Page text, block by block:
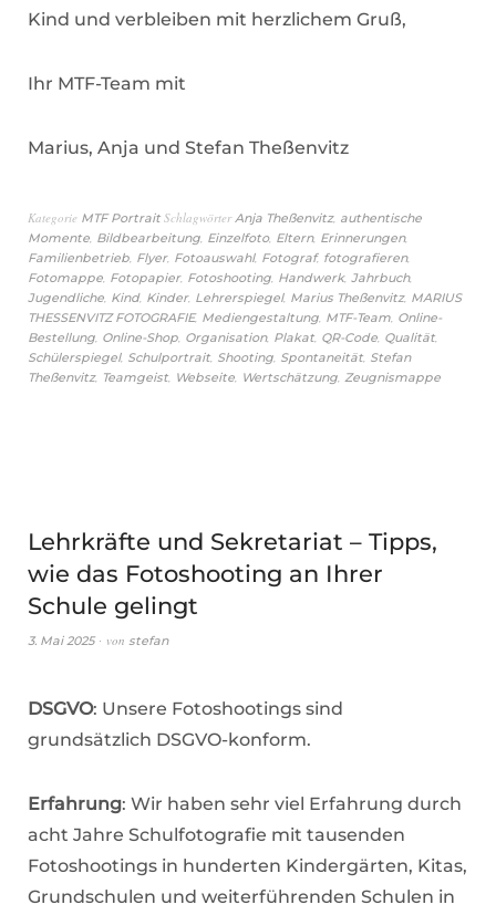
Kind und verbleiben mit herzlichem Gruß,
Ihr MTF-Team mit
Marius, Anja und Stefan Theßenvitz
Kategorie MTF Portrait Schlagwörter Anja Theßenvitz, authentische
Momente Bildbearbeitung Einzelfoto, Eltern, Erinnerungen,
Familienbetrieb Flyer, Fotoauswahl, Fotograf, fotografieren,
Fotomappe Fotopapier, Fotoshooting Handwerk, Jahrbuch,
Jugendliche Kind, Kinder, Lehrerspiegel, Marius Theßenvitz, MARIUS
THESSENVITZ FOTOGRAFIE, Mediengestaltung MTF-Team Online-
Bestellung Online-Shop Organisation, Plakat QR-Code Qualität
Schülerspiegel, Schulportrait Shooting Spontaneität Stefan
Theßenvitz, Teamgeist Webseite Wertschätzung Zeugnismappe
Lehrkräfte und Sekretariat – Tipps,
wie das Fotoshooting an Ihrer
Schule gelingt
3. Mai 2025 von stefan
DSGVO: Unsere Fotoshootings sind
grundsätzlich DSGVO-konform.
Erfahrung: Wir haben sehr viel Erfahrung durch
acht Jahre Schulfotografie mit tausenden
Fotoshootings in hunderten Kindergärten, Kitas,
Grundschulen und weiterführenden Schulen in